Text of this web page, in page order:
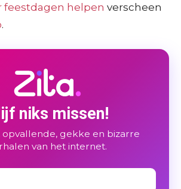
feestdagen helpen verscheen
.
niks missen!
opvallende, gekke en bizarre
van het internet.